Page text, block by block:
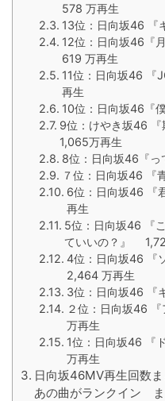
578 万再生
13位：日向坂46
12位：日向坂46『
619 万再生
11位：日向坂46
再生
10位：日向坂46『
9位：けやき坂46
1,065万再生
8位：日向坂46『
７位：日向坂46
6位：日向坂46
再生
5位：日向坂46 『
ていいの？』
4位：日向坂46 『
2,464 万再生
3位：日向坂46
２位：日向坂46
万再生
1位：日向坂46
万再生
日向坂46MV再生回数
あの曲がランクイン